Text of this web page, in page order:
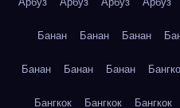
Банан Банан Банан
Банан Банан Банан
Бангкок Бангкок Бангкок